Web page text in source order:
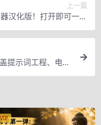
上一篇
汉化版！打开即可一键
无毒，Github最新汉化
版 Mas
提示词工程、电商
一站式掌握AIGC
VIP